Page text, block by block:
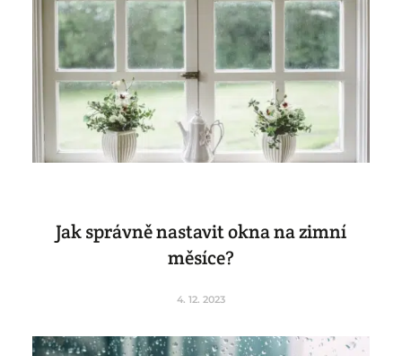
Jak správně nastavit okna na zimní
měsíce?
4. 12. 2023